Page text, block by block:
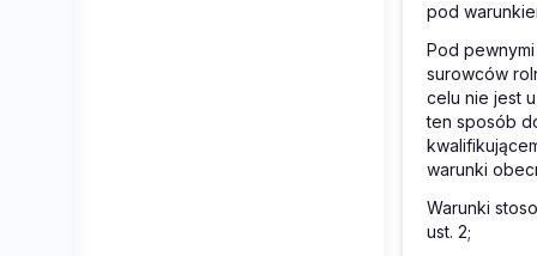
pod
Pod
surowców
celu nie jest
ten sposób
warunki
Warunki
ust. 2;